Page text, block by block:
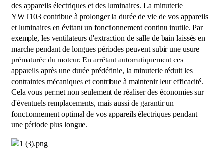
des appareils électriques et des luminaires. La minuterie
YWT103 contribue à prolonger la durée de vie de vos appareils
et luminaires en évitant un fonctionnement continu inutile. Par
exemple, les ventilateurs d'extraction de salle de bain laissés en
marche pendant de longues périodes peuvent subir une usure
prématurée du moteur. En arrêtant automatiquement ces
appareils après une durée prédéfinie, la minuterie réduit les
contraintes mécaniques et contribue à maintenir leur efficacité.
Cela vous permet non seulement de réaliser des économies sur
d'éventuels remplacements, mais aussi de garantir un
fonctionnement optimal de vos appareils électriques pendant
une période plus longue.